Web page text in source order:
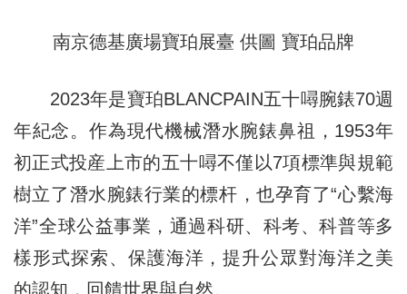
南京德基廣場寶珀展臺 供圖 寶珀品牌
2023年是寶珀BLANCPAIN五十噚腕錶70週
年紀念。作為現代機械潛水腕錶鼻祖，1953年
初正式投産上市的五十噚不僅以7項標準與規範
樹立了潛水腕錶行業的標杆，也孕育了“心繫海
洋”全球公益事業，通過科研、科考、科普等多
樣形式探索、保護海洋，提升公眾對海洋之美
的認知，回饋世界與自然。